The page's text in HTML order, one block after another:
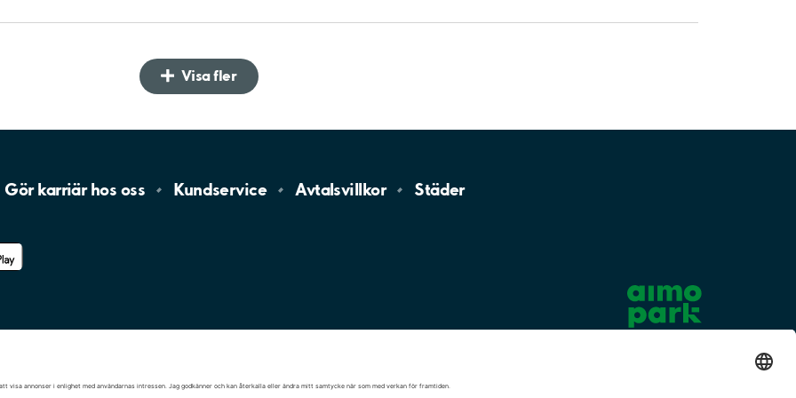
Visa fler
Gör karriär hos oss Kundservice Avtalsvillkor Städer